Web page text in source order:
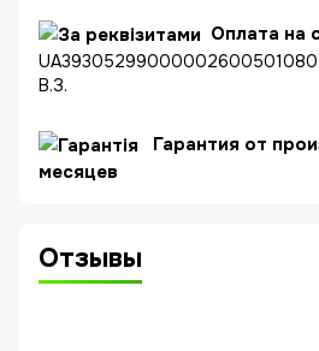
Оплата на
В.З.
Гарантия от
месяцев
Отзывы